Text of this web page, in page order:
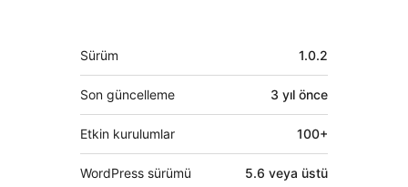
Meta
Sürüm 1.0.2
Son güncelleme 3 yıl önce
Etkin kurulumlar 100+
WordPress sürümü 5.6 veya üstü